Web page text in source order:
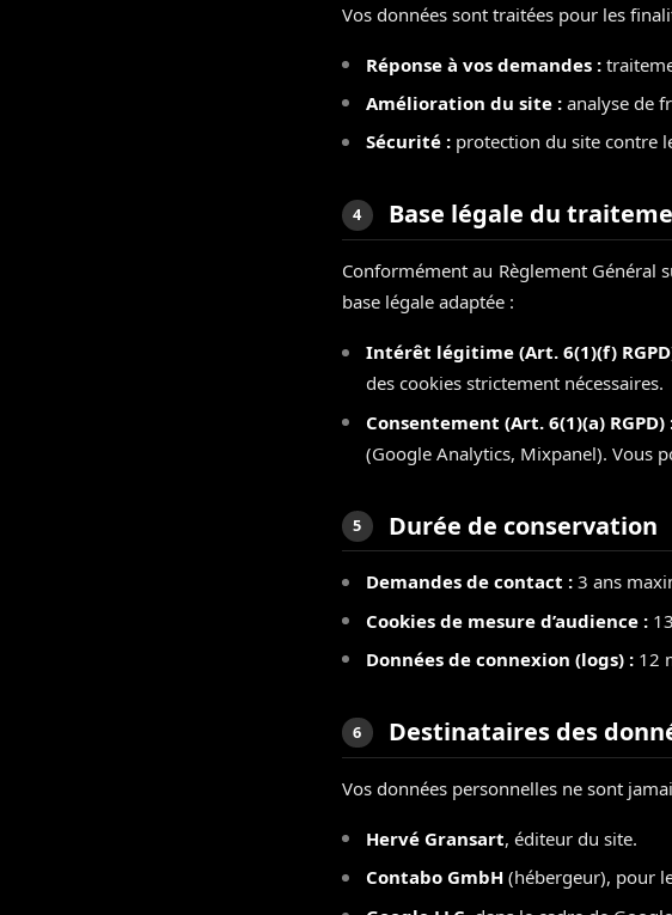
Vos données sont traitées pour les
Réponse à vos demandes :
Amélioration du site : analyse de
Sécurité : protection du site contre
4 Base légale du
Conformément au Règlement Général
base légale adaptée :
Intérêt légitime (Art. 6(1)(f)
des cookies strictement nécessaires.
Consentement (Art. 6(1)(a) RGPD)
(Google Analytics, Mixpanel). Vous
5 Durée de conservation
Demandes de contact : 3 ans
Cookies de mesure d’audience :
Données de connexion (logs) : 12
6 Destinataires des
Vos données personnelles ne sont
Hervé Gransart, éditeur du site.
Contabo GmbH (hébergeur), pour